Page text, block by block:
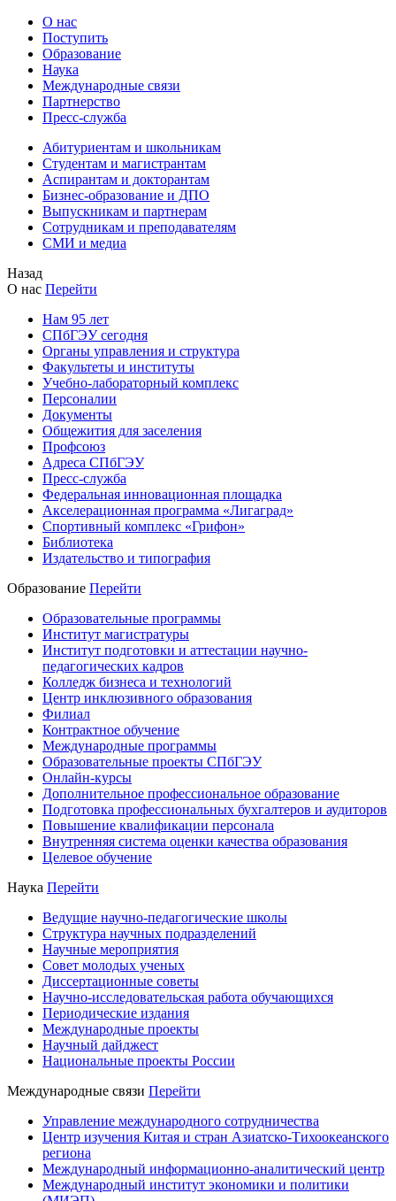
О нас
Поступить
Образование
Наука
Международные связи
Партнерство
Пресс-служба
Абитуриентам и школьникам
Студентам и магистрантам
Аспирантам и докторантам
Бизнес-образование и ДПО
Выпускникам и партнерам
Сотрудникам и преподавателям
СМИ и медиа
Назад
О нас Перейти
Нам 95 лет
СПбГЭУ сегодня
Органы управления и структура
Факультеты и институты
Учебно-лабораторный комплекс
Персоналии
Документы
Общежития для заселения
Профсоюз
Адреса СПбГЭУ
Пресс-служба
Федеральная инновационная площадка
Акселерационная программа «Лигаград»­­
Спортивный комплекс «Грифон»
Библиотека
Издательство и типография
Образование Перейти
Образовательные программы
Институт магистратуры
Институт подготовки и аттестации научно-
педагогических кадров
Колледж бизнеса и технологий
Центр инклюзивного образования
Филиал
Контрактное обучение
Международные программы
Образовательные проекты СПбГЭУ
Онлайн-курсы
Дополнительное профессиональное образование
Подготовка профессиональных бухгалтеров и аудиторов
Повышение квалификации персонала
Внутренняя система оценки качества образования
Целевое обучение
Наука Перейти
Ведущие научно-педагогические школы
Структура научных подразделений
Научные мероприятия
Совет молодых ученых
Диссертационные советы
Научно-исследовательская работа обучающихся
Периодические издания
Международные проекты
Научный дайджест
Национальные проекты России
Международные связи Перейти
Управление международного сотрудничества
Центр изучения Китая и стран Азиатско-Тихоокеанского
региона
Международный информационно-аналитический центр
Международный институт экономики и политики